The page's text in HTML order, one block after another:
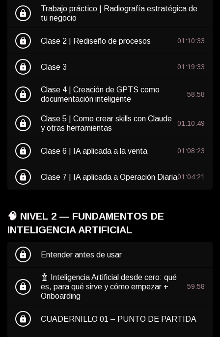
lock
Trabajo práctico | Radiografía estratégica de
tu negocio
lock Clase 2 | Rediseño de procesos 01:10:33
lock Clase 3 01:19:33
lock
Clase 4 | Creación de GPTS como
documentación inteligente
58:58
lock
Clase 5 | Como crear skills con Claude
y otras herramientas
01:10:49
lock Clase 6 | IA aplicada a la venta 01:08:23
lock Clase 7 | IA aplicada a Operación Diaria01:04:21
🧠 NIVEL 2 — FUNDAMENTOS DE
INTELIGENCIA ARTIFICIAL
lock Entender antes de usar
lock
🤖 Inteligencia Artificial desde cero: qué
es, para qué sirve y cómo empezar +
Onboarding
59:58
lock CUADERNILLO 01 – PUNTO DE PARTIDA